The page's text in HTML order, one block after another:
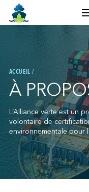
À PROPOS
MEMBRES
ACCUEIL
À
L’Alliance verte est un
volontaire de
environnementale pour